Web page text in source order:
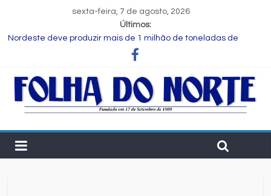
sexta-feira, 7 de agosto, 2026
Últimos:
Nordeste deve produzir mais de 1 milhão de toneladas de
algodão pela primeira vez, aponta Etene
muda para as empresas
Programa Speak Up reúne estudantes da rede municipal em
oficina pedagógica
tecnologia na China
FIEB lança Comitê das Cadeias Química e Petroquímica com o
objetivo de fortalecer o setor na Bahia